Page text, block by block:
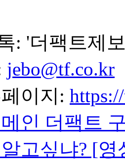
: '더팩트제
jebo@tf.co.kr
이지:
인 더팩트
고싶냐? [